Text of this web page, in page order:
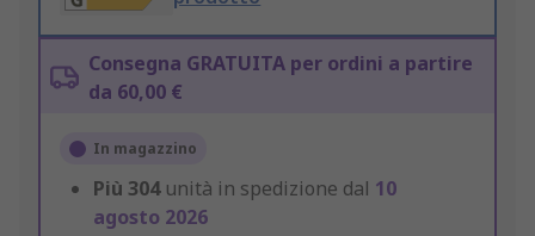
Consegna GRATUITA per ordini a partire
da 60,00 €
In magazzino
Più 304 unità in spedizione dal 10
agosto 2026